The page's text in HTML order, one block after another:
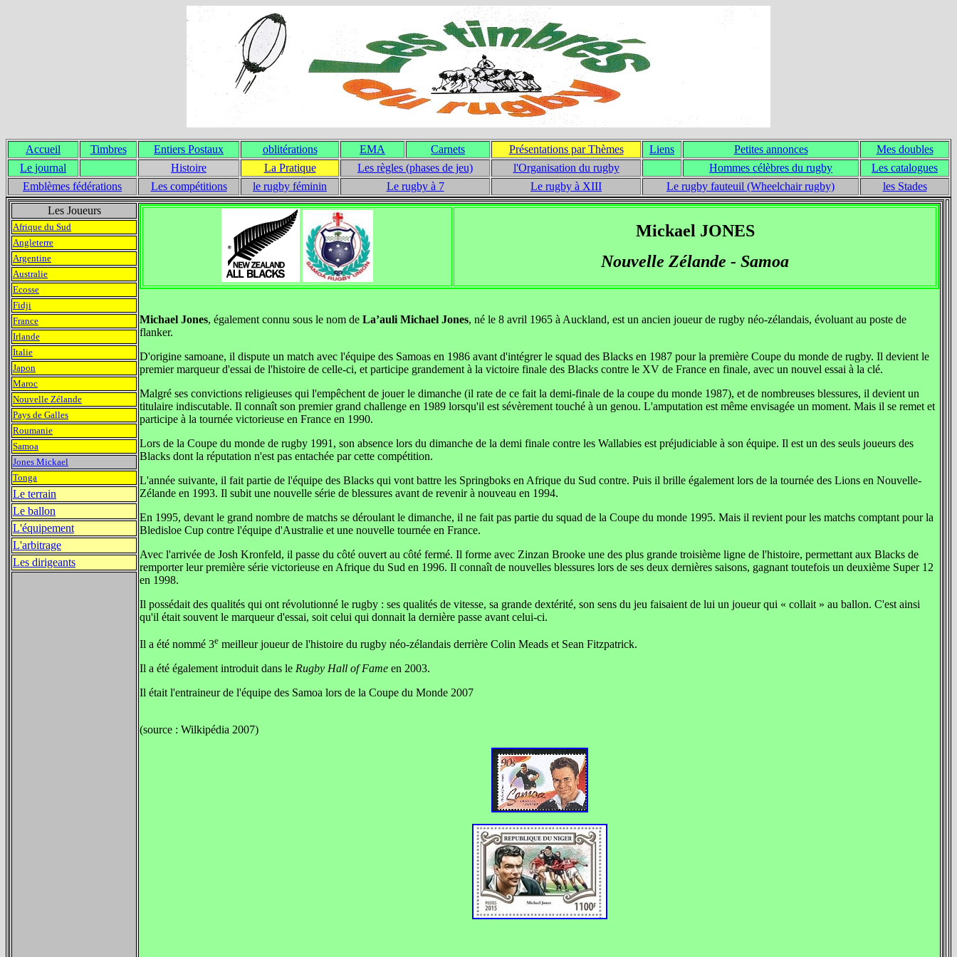
Accueil Timbres Entiers Postaux oblitérations EMA Carnets Présentations par Thèmes Liens Petites annonces
Mes doubles
Le journal
Histoire La Pratique Les règles (phases de jeu) l'Organisation du rugby Hommes célèbres du rugby
Les catalogues
Emblèmes fédérations
Les compétitions le rugby féminin Le rugby à 7 Le rugby à XIII Le rugby fauteuil (Wheelchair rugby)
les Stades
Les Joueurs
Mickael JONES
Nouvelle Zélande - Samoa
Michael Jones, également connu sous le nom de La’auli Michael Jones, né le 8 avril 1965 à Auckland, est un ancien joueur de rugby néo-zélandais, évoluant au poste de
flanker.
D'origine samoane, il dispute un match avec l'équipe des Samoas en 1986 avant d'intégrer le squad des Blacks en 1987 pour la première Coupe du monde de rugby. Il devient le
premier marqueur d'essai de l'histoire de celle-ci, et participe grandement à la victoire finale des Blacks contre le XV de France en finale, avec un nouvel essai à la clé.
Malgré ses convictions religieuses qui l'empêchent de jouer le dimanche (il rate de ce fait la demi-finale de la coupe du monde 1987), et de nombreuses blessures, il devient un
titulaire indiscutable. Il connaît son premier grand challenge en 1989 lorsqu'il est sévèrement touché à un genou. L'amputation est même envisagée un moment. Mais il se remet et
participe à la tournée victorieuse en France en 1990.
Lors de la Coupe du monde de rugby 1991, son absence lors du dimanche de la demi finale contre les Wallabies est préjudiciable à son équipe. Il est un des seuls joueurs des
Blacks dont la réputation n'est pas entachée par cette compétition.
L'année suivante, il fait partie de l'équipe des Blacks qui vont battre les Springboks en Afrique du Sud contre. Puis il brille également lors de la tournée des Lions en Nouvelle-
Zélande en 1993. Il subit une nouvelle série de blessures avant de revenir à nouveau en 1994.
En 1995, devant le grand nombre de matchs se déroulant le dimanche, il ne fait pas partie du squad de la Coupe du monde 1995. Mais il revient pour les matchs comptant pour la
Bledisloe Cup contre l'équipe d'Australie et une nouvelle tournée en France.
Avec l'arrivée de Josh Kronfeld, il passe du côté ouvert au côté fermé. Il forme avec Zinzan Brooke une des plus grande troisième ligne de l'histoire, permettant aux Blacks de
remporter leur première série victorieuse en Afrique du Sud en 1996. Il connaît de nouvelles blessures lors de ses deux dernières saisons, gagnant toutefois un deuxième Super 12
en 1998.
Il possédait des qualités qui ont révolutionné le rugby : ses qualités de vitesse, sa grande dextérité, son sens du jeu faisaient de lui un joueur qui « collait » au ballon. C'est ainsi
qu'il était souvent le marqueur d'essai, soit celui qui donnait la dernière passe avant celui-ci.
Il a été nommé 3e meilleur joueur de l'histoire du rugby néo-zélandais derrière Colin Meads et Sean Fitzpatrick.
Il a été également introduit dans le Rugby Hall of Fame en 2003.
Il était l'entraineur de l'équipe des Samoa lors de la Coupe du Monde 2007
(source : Wilkipédia 2007)
Afrique du Sud
Angleterre
Argentine
Australie
Ecosse
Fidji
France
Irlande
Italie
Japon
Maroc
Nouvelle Zélande
Pays de Galles
Roumanie
Samoa
Jones Mickael
Tonga
Le terrain
Le ballon
L'équipement
L'arbitrage
Les dirigeants